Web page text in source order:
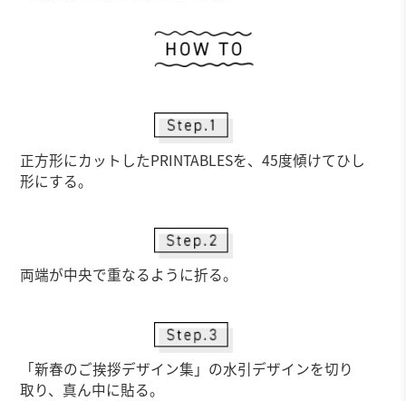
正方形にカットしたPRINTABLESを、45度傾けてひし
形にする。
両端が中央で重なるように折る。
「新春のご挨拶デザイン集」の水引デザインを切り
取り、真ん中に貼る。